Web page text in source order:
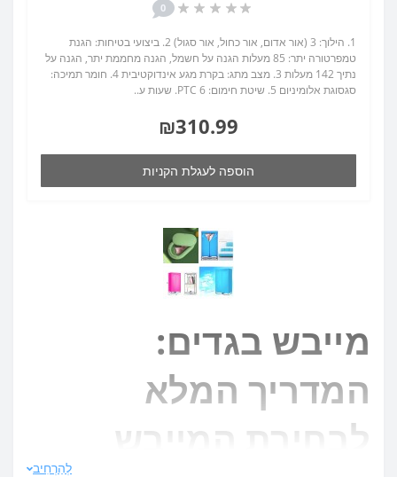
0
1. הילוך: 3 (אור אדום, אור כחול, אור סגול) 2. ביצועי בטיחות: הגנת
טמפרטורה יתר: 85 מעלות הגנה על חשמל, הגנה מחממת יתר, הגנה על
נתיך 142 מעלות 3. מצב מתג: בקרת מגע אינדוקטיבית 4. חומר תמיכה:
סגסוגת אלומיניום 5. שיטת חימום: PTC 6. שעות ע..
₪310.99
הוספה לעגלת הקניות
מייבש בגדים:
המדריך המלא
לבחירת המייבש
לְהַרְחִיב